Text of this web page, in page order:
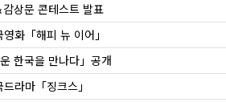
상문 콘테스트 발표
화「해피 뉴 이어」
한국을 만나다」공개
라마「징크스」